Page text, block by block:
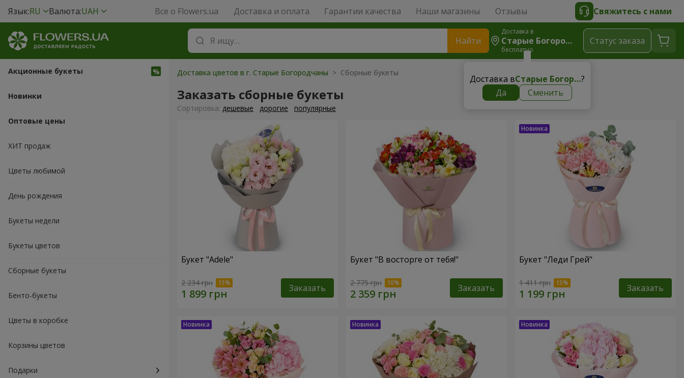
Язык:RU Валюта:UAH Все о Flowers.ua Доставка и оплата Гарантии качества Наши магазины Отзывы Свяжитесь с нами
Найти
Доставка в
Старые Богородчаны
бесплатно
Доставка в Старые Богородчаны?
Да
Сменить
Cтатус заказа
Акционные букеты
Новинки
Оптовые цены
ХИТ продаж
Цветы любимой
День рождения
Букеты недели
Букеты цветов
Сборные букеты
Бенто-букеты
Цветы в коробке
Корзины цветов
Подарки
Доставка цветов в г. Старые Богородчаны > Сборные букеты
Заказать сборные букеты
Cортировка: дешевые дорогие популярные
Букет "Adele"
2 234 грн Заказать
Букет "В восторге от тебя!"
2 775 грн Заказать
Букет "Леди Грей"
1 411 грн Заказать